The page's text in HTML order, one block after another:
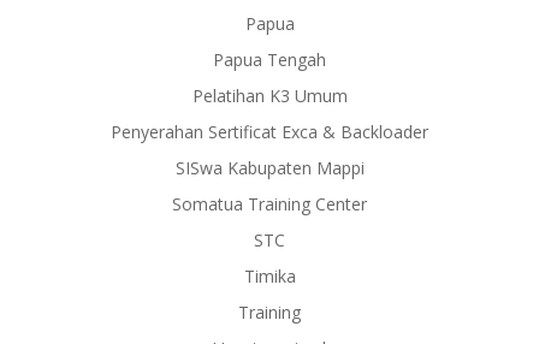
Papua
Papua Tengah
Pelatihan K3 Umum
Penyerahan Sertificat Exca & Backloader
SISwa Kabupaten Mappi
Somatua Training Center
STC
Timika
Training